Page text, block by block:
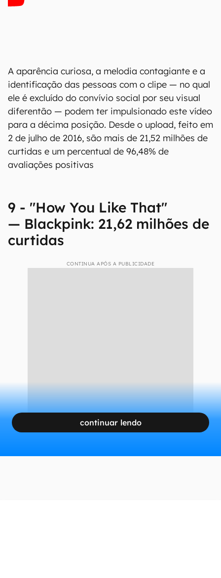
A aparência curiosa, a melodia contagiante e a
identificação das pessoas com o clipe — no qual
ele é excluído do convívio social por seu visual
diferentão — podem ter impulsionado este vídeo
para a décima posição. Desde o upload, feito em
2 de julho de 2016, são mais de 21,52 milhões de
curtidas e um percentual de 96,48% de
avaliações positivas
9 - "How You Like That"
— Blackpink: 21,62 milhões de
curtidas
CONTINUA APÓS A PUBLICIDADE
continuar lendo